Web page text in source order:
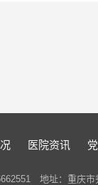
医院资讯
地址：重庆市